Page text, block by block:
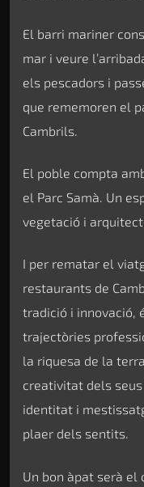
El barri mariner
mar i veure
els pescadors i
que rememoren el
Cambrils.
El poble compta
el Parc Samà. Un
vegetació i
I per rematar el
restaurants de
tradició i innovació,
trajectòries
la riquesa de la
creativitat dels
identitat i
plaer dels sentits.
Un bon àpat serà el